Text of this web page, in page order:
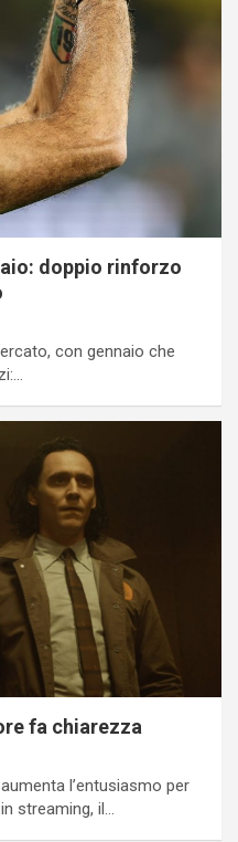
doppio rinforzo
con gennaio che
fa chiarezza
l’entusiasmo per
streaming, il…